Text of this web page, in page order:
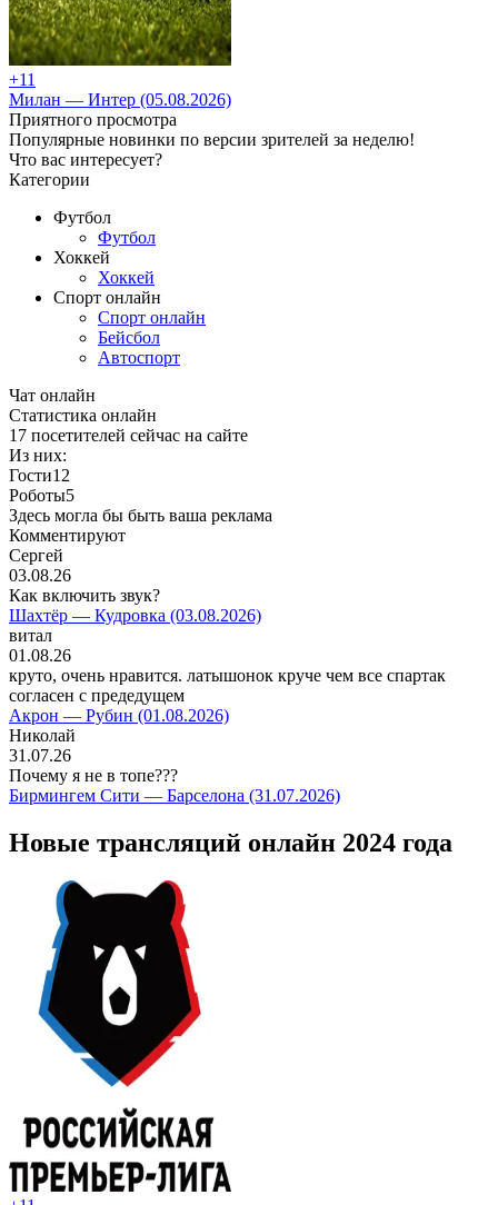
+11
Милан — Интер (05.08.2026)
Приятного просмотра
Популярные новинки по версии зрителей за неделю!
Что вас интересует?
Категории
Футбол
Футбол
Хоккей
Хоккей
Спорт онлайн
Спорт онлайн
Бейсбол
Автоспорт
Чат онлайн
Cтатистика онлайн
17 посетителей сейчас на сайте
Из них:
Гости12
Роботы5
Здесь могла бы быть ваша реклама
Комментируют
Сергей
03.08.26
Как включить звук?
Шахтёр — Кудровка (03.08.2026)
витал
01.08.26
круто, очень нравится. латышонок круче чем все спартак
согласен с предедущем
Акрон — Рубин (01.08.2026)
Николай
31.07.26
Почему я не в топе???
Бирмингем Сити — Барселона (31.07.2026)
Новые трансляций онлайн 2024 года